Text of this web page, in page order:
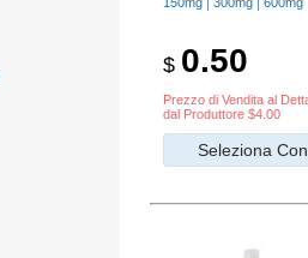
$ 0.50
Prezzo di Vendita al
dal Produttore $4.00
Seleziona